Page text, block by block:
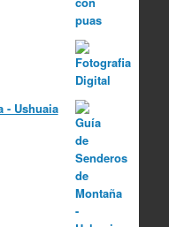
- Ushuaia